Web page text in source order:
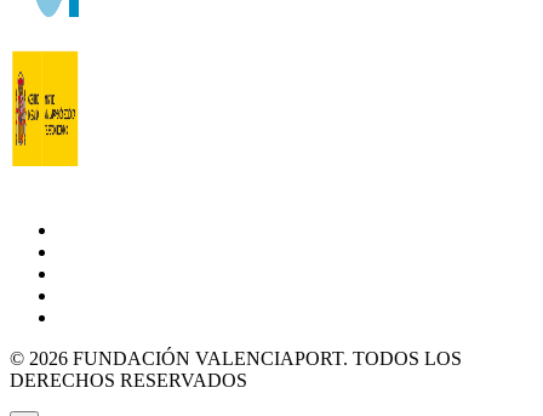
© 2026 FUNDACIÓN VALENCIAPORT. TODOS LOS
DERECHOS RESERVADOS